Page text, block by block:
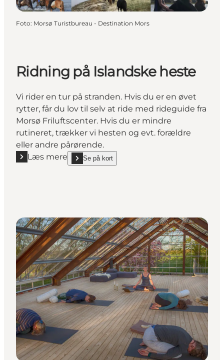
Foto: Morsø Turistbureau - Destination Mors
Ridning på Islandske heste
Vi rider en tur på stranden. Hvis du er en øvet
rytter, får du lov til selv at ride med rideguide fra
Morsø Friluftscenter. Hvis du er mindre
rutineret, trækker vi hesten og evt. forældre
eller andre pårørende.
Læs mere
Læs mere "Ridning på Islandske heste"
Se på kort
show Ridning på Islandske heste on_map